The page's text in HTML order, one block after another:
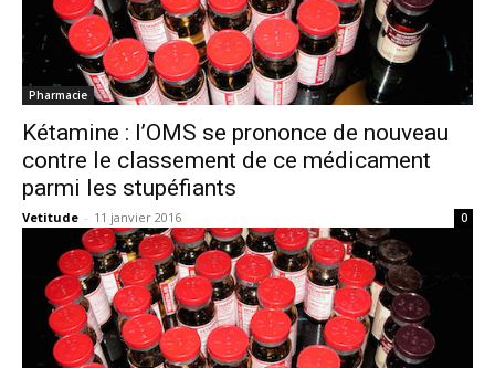
Pharmacie
Kétamine : l’OMS se prononce de nouveau
contre le classement de ce médicament
parmi les stupéfiants
Vetitude - 11 janvier 2016 0